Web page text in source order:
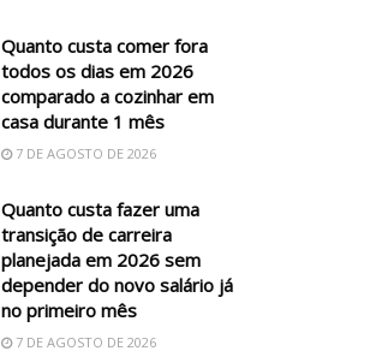
Quanto custa comer fora
todos os dias em 2026
comparado a cozinhar em
casa durante 1 mês
7 DE AGOSTO DE 2026
Quanto custa fazer uma
transição de carreira
planejada em 2026 sem
depender do novo salário já
no primeiro mês
7 DE AGOSTO DE 2026